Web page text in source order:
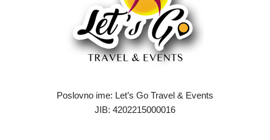
Poslovno ime: Let’s Go Travel & Events
JIB: 4202215000016